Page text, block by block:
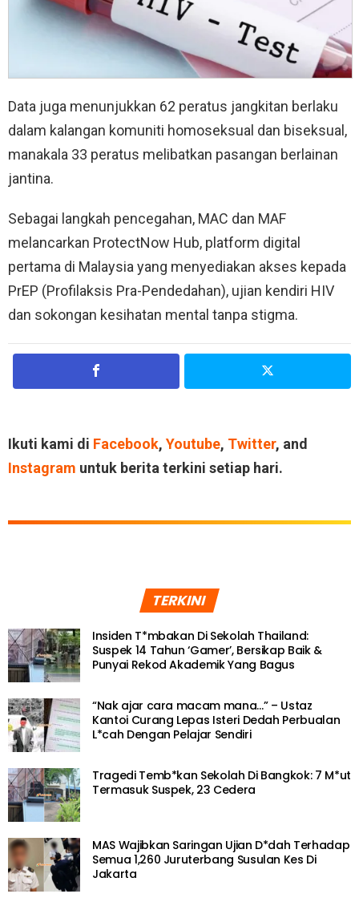
Data juga menunjukkan 62 peratus jangkitan berlaku
dalam kalangan komuniti homoseksual dan biseksual,
manakala 33 peratus melibatkan pasangan berlainan
jantina.
Sebagai langkah pencegahan, MAC dan MAF
melancarkan ProtectNow Hub, platform digital
pertama di Malaysia yang menyediakan akses kepada
PrEP (Profilaksis Pra-Pendedahan), ujian kendiri HIV
dan sokongan kesihatan mental tanpa stigma.
Ikuti kami di Facebook, Youtube, Twitter, and
Instagram untuk berita terkini setiap hari.
TERKINI
Insiden T*mbakan Di Sekolah Thailand:
Suspek 14 Tahun ‘Gamer’, Bersikap Baik &
Punyai Rekod Akademik Yang Bagus
“Nak ajar cara macam mana…” – Ustaz
Kantoi Curang Lepas Isteri Dedah Perbualan
L*cah Dengan Pelajar Sendiri
Tragedi Temb*kan Sekolah Di Bangkok: 7 M*ut
Termasuk Suspek, 23 Cedera
MAS Wajibkan Saringan Ujian D*dah Terhadap
Semua 1,260 Juruterbang Susulan Kes Di
Jakarta